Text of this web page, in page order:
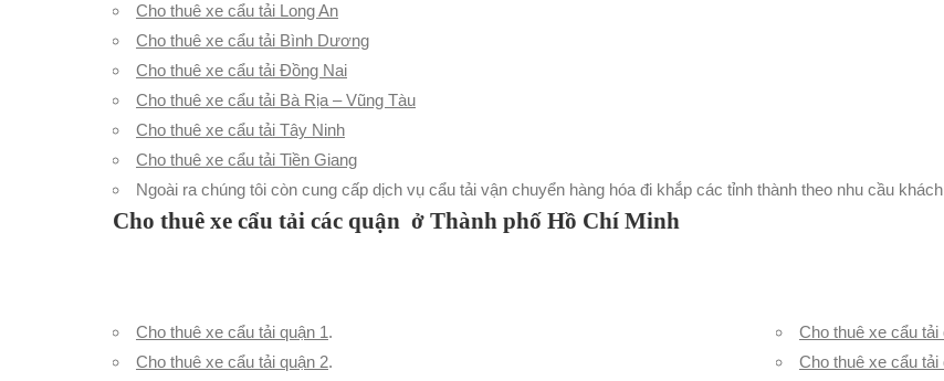
Cho thuê xe cẩu tải Long An
Cho thuê xe cẩu tải Bình Dương
Cho thuê xe cẩu tải Đồng Nai
Cho thuê xe cẩu tải Bà Rịa – Vũng Tàu
Cho thuê xe cẩu tải Tây Ninh
Cho thuê xe cẩu tải Tiền Giang
Ngoài ra chúng tôi còn cung cấp dịch vụ cẩu tải vận chuyển hàng hóa đi khắp các tỉnh thành theo nhu cầu
Cho thuê xe cẩu tải các quận ở Thành phố Hồ Chí Minh
Cho thuê xe cẩu tải quận 1.
Cho thuê xe cẩu tải quận 2.
Cho thuê xe cẩu tải
Cho thuê xe cẩu tải